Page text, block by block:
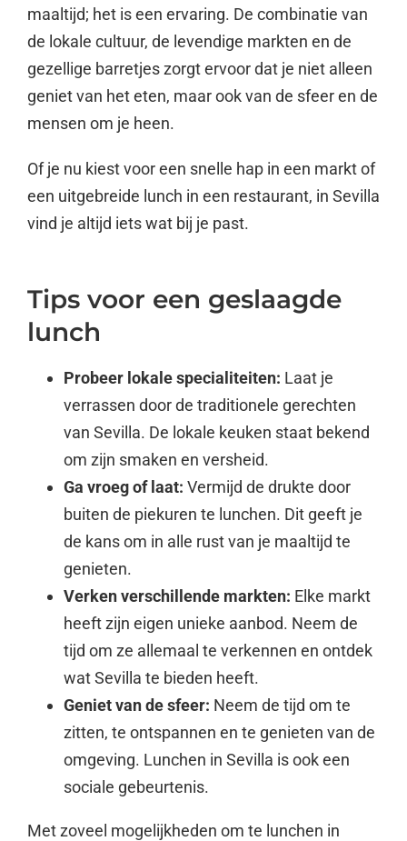
maaltijd; het is een ervaring. De combinatie van
de lokale cultuur, de levendige markten en de
gezellige barretjes zorgt ervoor dat je niet alleen
geniet van het eten, maar ook van de sfeer en de
mensen om je heen.
Of je nu kiest voor een snelle hap in een markt of
een uitgebreide lunch in een restaurant, in Sevilla
vind je altijd iets wat bij je past.
Tips voor een geslaagde
lunch
Probeer lokale specialiteiten: Laat je
verrassen door de traditionele gerechten
van Sevilla. De lokale keuken staat bekend
om zijn smaken en versheid.
Ga vroeg of laat: Vermijd de drukte door
buiten de piekuren te lunchen. Dit geeft je
de kans om in alle rust van je maaltijd te
genieten.
Verken verschillende markten: Elke markt
heeft zijn eigen unieke aanbod. Neem de
tijd om ze allemaal te verkennen en ontdek
wat Sevilla te bieden heeft.
Geniet van de sfeer: Neem de tijd om te
zitten, te ontspannen en te genieten van de
omgeving. Lunchen in Sevilla is ook een
sociale gebeurtenis.
Met zoveel mogelijkheden om te lunchen in